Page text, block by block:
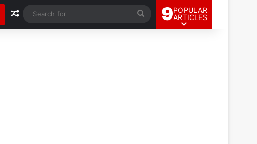
Random Article
Search
for
9POPULAR
ARTICLES